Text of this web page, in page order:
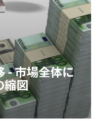
- 市場全体に
縮図